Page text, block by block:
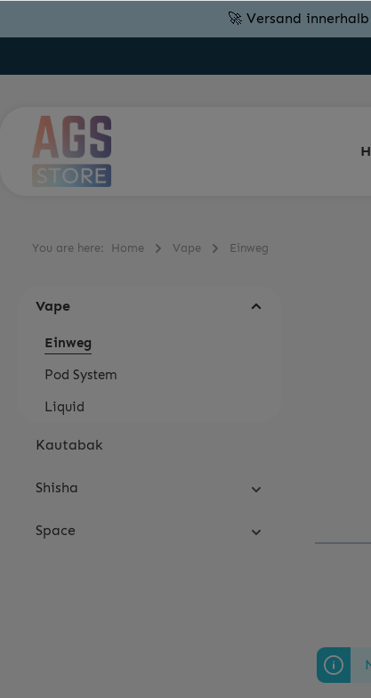
🚀 Versand
You are here: Home Vape Einweg
Vape
Einweg
Pod System
Liquid
Kautabak
Shisha
Space